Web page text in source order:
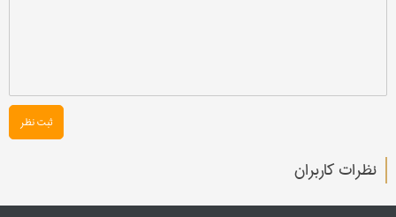
ثبت نظر
نظرات کاربران